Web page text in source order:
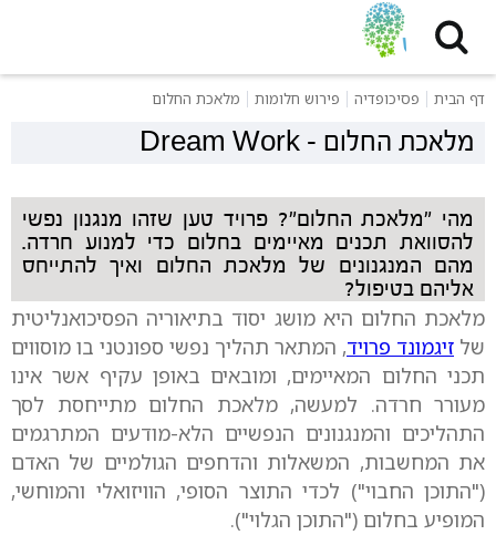
דף הבית פסיכופדיה פירוש חלומות מלאכת החלום
Dream Work - מלאכת החלום
מהי "מלאכת החלום"? פרויד טען שזהו מנגנון נפשי
להסוואת תכנים מאיימים בחלום כדי למנוע חרדה.
מהם המנגנונים של מלאכת החלום ואיך להתייחס
אליהם בטיפול?
מלאכת החלום היא מושג יסוד בתיאוריה הפסיכואנליטית
של זיגמונד פרויד, המתאר תהליך נפשי ספונטני בו מוסווים
תכני החלום המאיימים, ומובאים באופן עקיף אשר אינו
מעורר חרדה. למעשה, מלאכת החלום מתייחסת לסך
התהליכים והמנגנונים הנפשיים הלא-מודעים המתרגמים
את המחשבות, המשאלות והדחפים הגולמיים של האדם
("התוכן החבוי") לכדי התוצר הסופי, הוויזואלי והמוחשי,
המופיע בחלום ("התוכן הגלוי").